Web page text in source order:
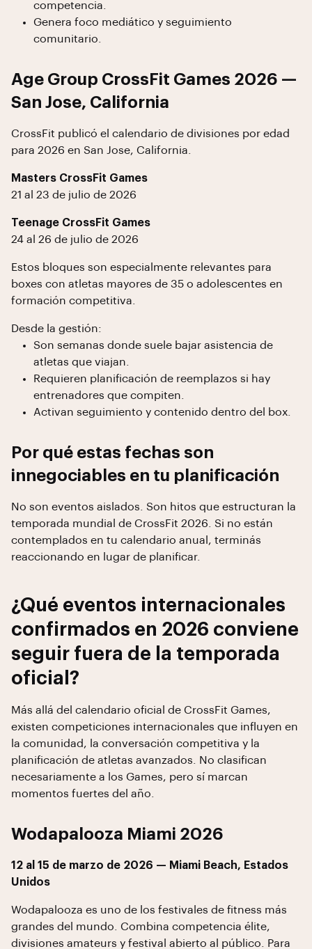
competencia.
Genera foco mediático y seguimiento
comunitario.
Age Group CrossFit Games 2026 —
San Jose, California
CrossFit publicó el calendario de divisiones por edad
para 2026 en San Jose, California.
Masters CrossFit Games
21 al 23 de julio de 2026
Teenage CrossFit Games
24 al 26 de julio de 2026
Estos bloques son especialmente relevantes para
boxes con atletas mayores de 35 o adolescentes en
formación competitiva.
Desde la gestión:
Son semanas donde suele bajar asistencia de
atletas que viajan.
Requieren planificación de reemplazos si hay
entrenadores que compiten.
Activan seguimiento y contenido dentro del box.
Por qué estas fechas son
innegociables en tu planificación
No son eventos aislados. Son hitos que estructuran la
temporada mundial de CrossFit 2026. Si no están
contemplados en tu calendario anual, terminás
reaccionando en lugar de planificar.
¿Qué eventos internacionales
confirmados en 2026 conviene
seguir fuera de la temporada
oficial?
Más allá del calendario oficial de CrossFit Games,
existen competiciones internacionales que influyen en
la comunidad, la conversación competitiva y la
planificación de atletas avanzados. No clasifican
necesariamente a los Games, pero sí marcan
momentos fuertes del año.
Wodapalooza Miami 2026
12 al 15 de marzo de 2026 — Miami Beach, Estados
Unidos
Wodapalooza es uno de los festivales de fitness más
grandes del mundo. Combina competencia élite,
divisiones amateurs y festival abierto al público. Para